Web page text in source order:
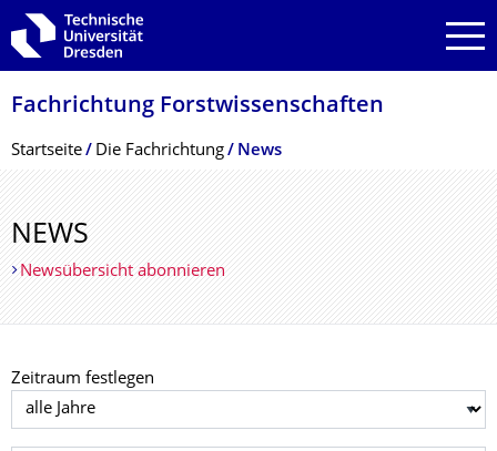
Zur Hauptnavigation springen
Zur Suche springen
Zum Inhalt springen
Fachrichtung Forstwissenschaf­ten
Breadcrumb-Menü
Startseite Die Fachrichtung News
NEWS
Newsübersicht abonnieren
Zeitraum festlegen
Jahr auswählen